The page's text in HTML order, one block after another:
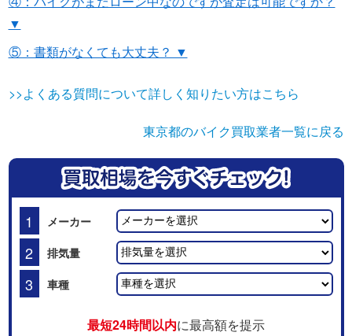
▼
⑤：書類がなくても大丈夫？ ▼
>>よくある質問について詳しく知りたい方はこちら
東京都のバイク買取業者一覧に戻る
1 メーカー
2 排気量
3 車種
最短24時間以内に最高額を提示